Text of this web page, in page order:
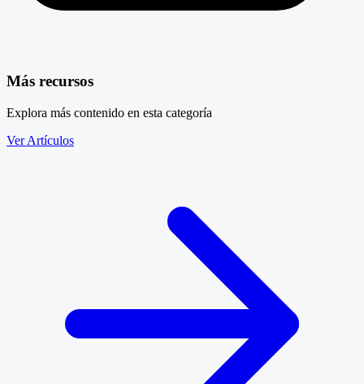
Más recursos
Explora más contenido en esta categoría
Ver Artículos